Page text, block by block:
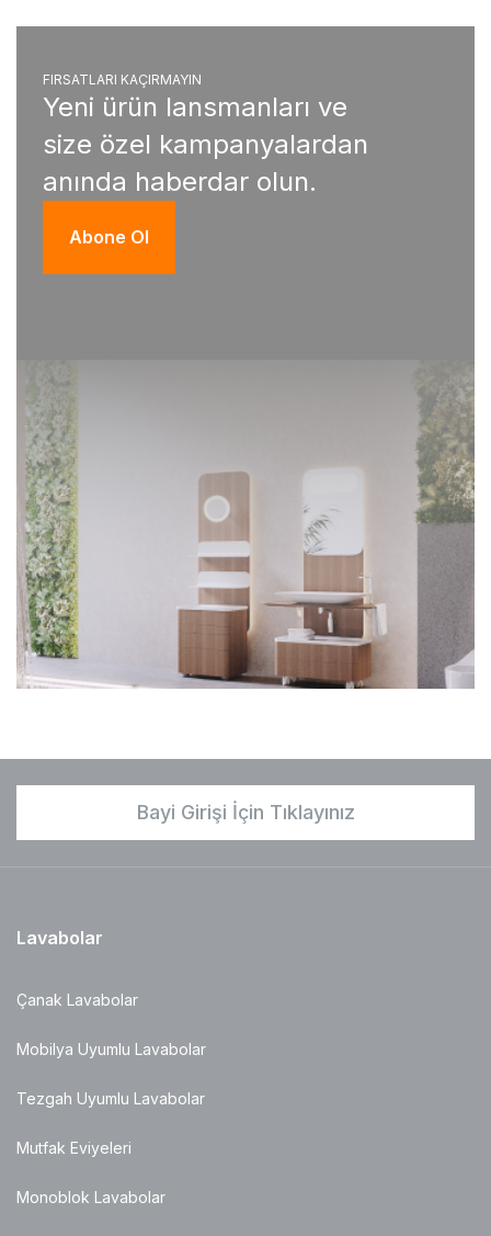
FIRSATLARI KAÇIRMAYIN
Yeni ürün lansmanları ve
size özel kampanyalardan
anında haberdar olun.
Abone Ol
Bayi Girişi İçin Tıklayınız
Lavabolar
Çanak Lavabolar
Mobilya Uyumlu Lavabolar
Tezgah Uyumlu Lavabolar
Mutfak Eviyeleri
Monoblok Lavabolar